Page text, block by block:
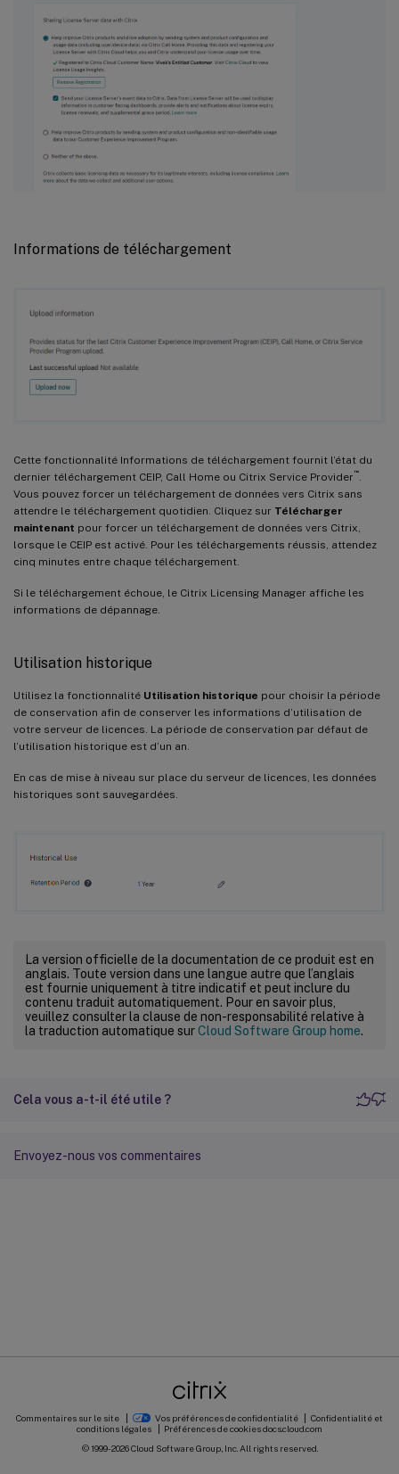
Informations de téléchargement
Cette fonctionnalité Informations de téléchargement fournit l’état du
dernier téléchargement CEIP, Call Home ou Citrix Service Provider™
Vous pouvez forcer un téléchargement de données vers Citrix sans
attendre le téléchargement quotidien. Cliquez sur Télécharger
maintenant pour forcer un téléchargement de données vers Citrix,
lorsque le CEIP est activé. Pour les téléchargements réussis, attendez
cinq minutes entre chaque téléchargement.
Si le téléchargement échoue, le Citrix Licensing Manager affiche les
informations de dépannage.
Utilisation historique
Utilisez la fonctionnalité Utilisation historique pour choisir la période
de conservation afin de conserver les informations d’utilisation de
votre serveur de licences. La période de conservation par défaut de
l’utilisation historique est d’un an.
En cas de mise à niveau sur place du serveur de licences, les données
historiques sont sauvegardées.
La version officielle de la documentation de ce produit est en
anglais. Toute version dans une langue autre que l’anglais
est fournie uniquement à titre indicatif et peut inclure du
contenu traduit automatiquement. Pour en savoir plus,
veuillez consulter la clause de non-responsabilité relative à
la traduction automatique surCloud Software Group home.
Cela vous a-t-il été utile ?
Envoyez-nous vos commentaires
Commentaires sur le site Vos préférences de confidentialité
Confidentialité et
conditions légales
Préférences de cookiesdocs.cloud.com
© 1999-2026Cloud Software Group, Inc. All rights reserved.